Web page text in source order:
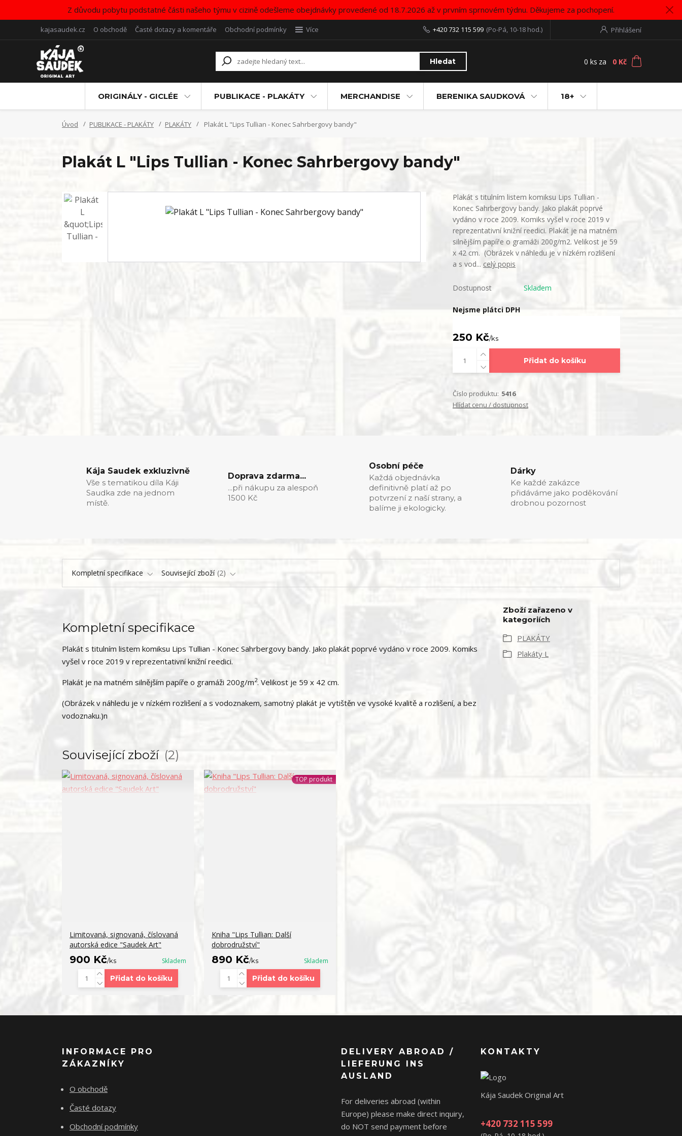
Z důvodu pobytu podstatné části našeho týmu v cizině odešleme obejdnávky provedené od 18.7.2026 až v prvním sprnovém týdnu. Děkujeme za pochopení.
kajasaudek.cz O obchodě Časté dotazy a komentáře Obchodní podmínky Více Přihlášení
Hledat
+420 732 115 599 (Po-Pá, 10-18 hod.)
0 ks za 0 Kč
ORIGINÁLY - GICLÉE PUBLIKACE - PLAKÁTY MERCHANDISE BERENIKA SAUDKOVÁ 18+
Úvod PUBLIKACE - PLAKÁTY PLAKÁTY Plakát L "Lips Tullian - Konec Sahrbergovy bandy"
Plakát L "Lips Tullian - Konec Sahrbergovy bandy"
Plakát s titulním listem komiksu Lips Tullian -
Konec Sahrbergovy bandy. Jako plakát poprvé
vydáno v roce 2009. Komiks vyšel v roce 2019 v
reprezentativní knižní reedici. Plakát je na matném
silnějším papíře o gramáži 200g/m2. Velikost je 59
x 42 cm. (Obrázek v náhledu je v nízkém rozlišení
a s vod... celý popis
Dostupnost Skladem
Nejsme plátci DPH
250 Kč/ks
Přidat do košíku
Číslo produktu: 5416
Hlídat cenu / dostupnost
Kája Saudek exkluzivně
Vše s tematikou díla Káji
Saudka zde na jednom
místě.
Doprava zdarma...
...při nákupu za alespoň
1500 Kč
Osobní péče
Každá objednávka
definitivně platí až po
potvrzení z naší strany, a
balíme ji ekologicky.
Dárky
Ke každé zakázce
přidáváme jako poděkování
drobnou pozornost
Kompletní specifikace Související zboží 2
Kompletní specifikace
Plakát s titulním listem komiksu Lips Tullian - Konec Sahrbergovy bandy. Jako plakát poprvé vydáno v roce 2009. Komiks
vyšel v roce 2019 v reprezentativní knižní reedici.
Plakát je na matném silnějším papíře o gramáži 200g/m2. Velikost je 59 x 42 cm.
(Obrázek v náhledu je v nízkém rozlišení a s vodoznakem, samotný plakát je vytištěn ve vysoké kvalitě a rozlišení, a bez
vodoznaku.)n
Zboží zařazeno v
kategoriích
PLAKÁTY
Plakáty L
Související zboží 2
Limitovaná, signovaná, číslovaná
autorská edice "Saudek Art"
900 Kč/ks Skladem
Přidat do košíku
TOP produkt
Kniha "Lips Tullian: Další
dobrodružství"
890 Kč/ks Skladem
Přidat do košíku
INFORMACE PRO
ZÁKAZNÍKY
O obchodě
Časté dotazy
Obchodní podmínky
DELIVERY ABROAD /
LIEFERUNG INS
AUSLAND
For deliveries abroad (within
Europe) please make direct inquiry,
do NOT send payment before
KONTAKTY
Kája Saudek Original Art
+420 732 115 599